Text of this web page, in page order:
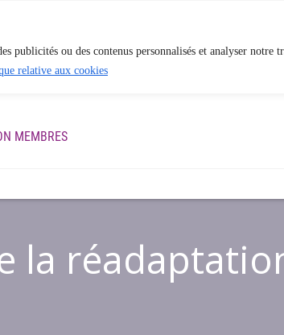
publicités ou des contenus personnalisés et analyser notre
relative aux cookies
MEMBRES
la